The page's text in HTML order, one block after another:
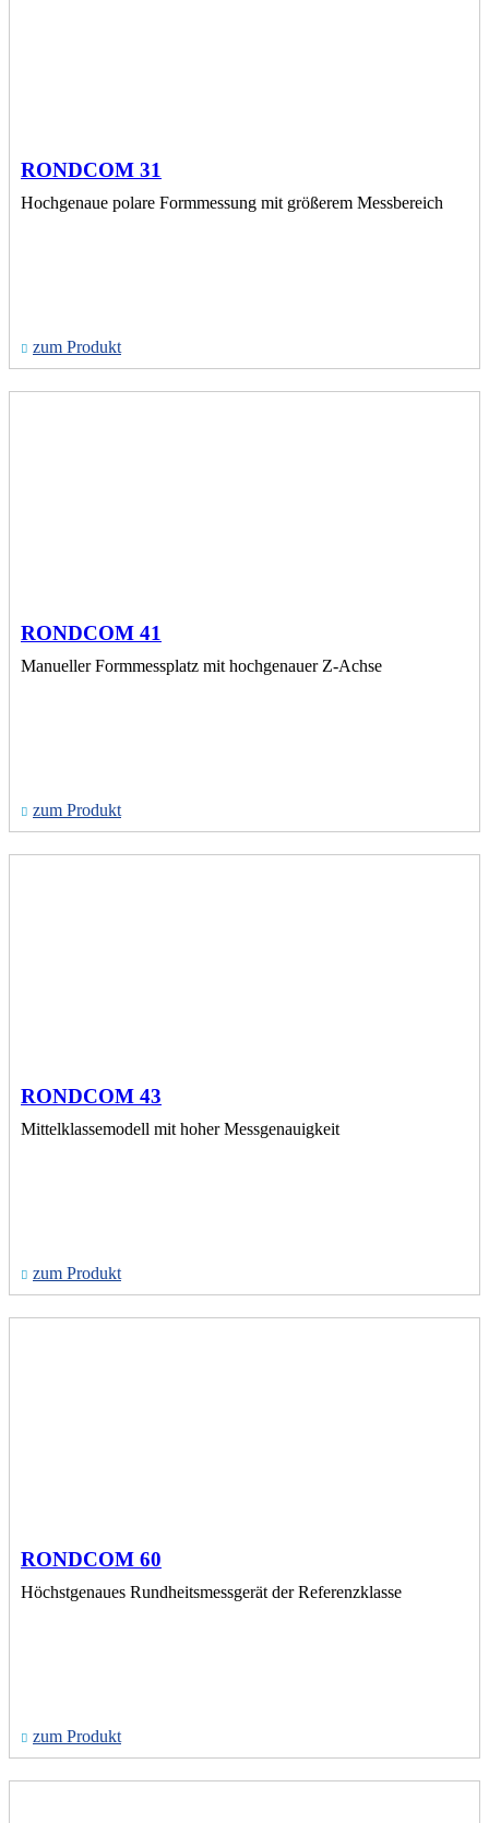
RONDCOM 31
Hochgenaue polare Formmessung mit größerem Messbereich
zum Produkt
RONDCOM 41
Manueller Formmessplatz mit hochgenauer Z-Achse
zum Produkt
RONDCOM 43
Mittelklassemodell mit hoher Messgenauigkeit
zum Produkt
RONDCOM 60
Höchstgenaues Rundheitsmessgerät der Referenzklasse
zum Produkt